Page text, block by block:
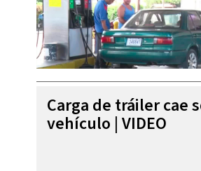
Carga de tráiler cae
vehículo | VIDEO